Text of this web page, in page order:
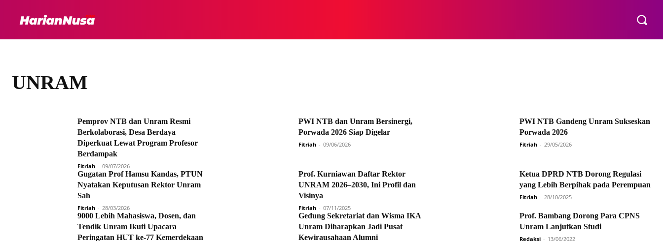
UNRAM
Pemprov NTB dan Unram Resmi
Berkolaborasi, Desa Berdaya
Diperkuat Lewat Program Profesor
Berdampak
Fitriah - 09/07/2026
PWI NTB dan Unram Bersinergi,
Porwada 2026 Siap Digelar
Fitriah - 09/06/2026
PWI NTB Gandeng Unram Sukseskan
Porwada 2026
Fitriah - 29/05/2026
Gugatan Prof Hamsu Kandas, PTUN
Nyatakan Keputusan Rektor Unram
Sah
Fitriah - 28/03/2026
Prof. Kurniawan Daftar Rektor
UNRAM 2026–2030, Ini Profil dan
Visinya
Fitriah - 07/11/2025
Ketua DPRD NTB Dorong Regulasi
yang Lebih Berpihak pada Perempuan
Fitriah - 28/10/2025
9000 Lebih Mahasiswa, Dosen, dan
Tendik Unram Ikuti Upacara
Peringatan HUT ke-77 Kemerdekaan
Gedung Sekretariat dan Wisma IKA
Unram Diharapkan Jadi Pusat
Kewirausahaan Alumni
Prof. Bambang Dorong Para CPNS
Unram Lanjutkan Studi
Redaksi - 13/06/2022